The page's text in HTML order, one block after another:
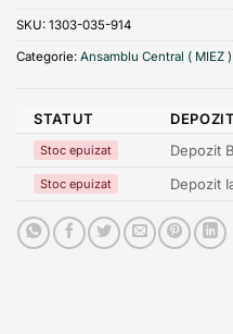
SKU: 1303-035-914
Categorie: Ansamblu Central ( MIEZ )
STATUT DEPOZIT
Stoc epuizat Depozit
Stoc epuizat Depozit